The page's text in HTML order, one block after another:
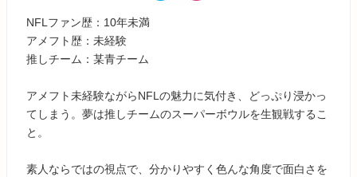
NFLファン歴：10年未満
アメフト歴：未経験
推しチーム：某青チーム
アメフト未経験ながらNFLの魅力に気付き、どっぷり浸かっ
てしまう。夢は推しチームのスーパーボウルを生観戦するこ
と。
素人ならではの視点で、分かりやすく色んな角度で面白さを